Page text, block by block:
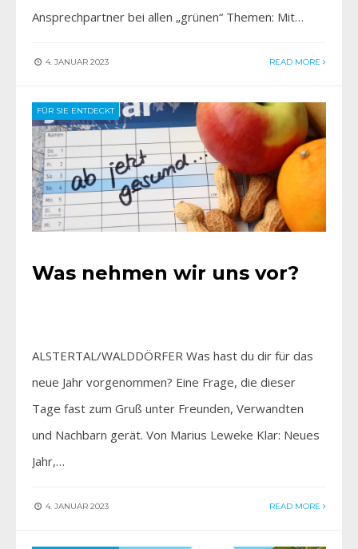
Ansprechpartner bei allen „grünen“ Themen: Mit…
4. JANUAR 2023 READ MORE
FÜR SIE ENTDECKT
Was nehmen wir uns vor?
ALSTERTAL/WALDDÖRFER Was hast du dir für das
neue Jahr vorgenommen? Eine Frage, die dieser
Tage fast zum Gruß unter Freunden, Verwandten
und Nachbarn gerät. Von Marius Leweke Klar: Neues
Jahr,…
4. JANUAR 2023 READ MORE